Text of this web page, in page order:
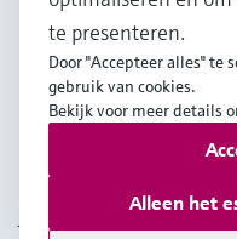
BEL•Nederlands
Copyright ©
Imprint
Juridische en algemene
te presenteren.
Door "Accepteer alles" te
gebruik van cookies.
Bekijk voor meer details
Alleen het